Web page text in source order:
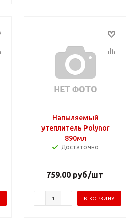
Напыляемый
утеплитель Polynor
890мл
Достаточно
759.00руб/шт
В КОРЗИНУ